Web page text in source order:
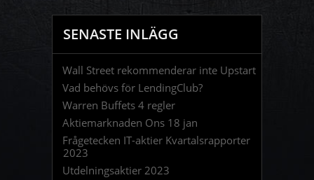
SENASTE INLÄGG
Wall Street rekommenderar inte Upstart
Vad behövs för LendingClub?
Warren Buffets 4 regler
Aktiemarknaden Ons 18 jan
Frågetecken IT-aktier Kvartalsrapporter
2023
Utdelningsaktier 2023